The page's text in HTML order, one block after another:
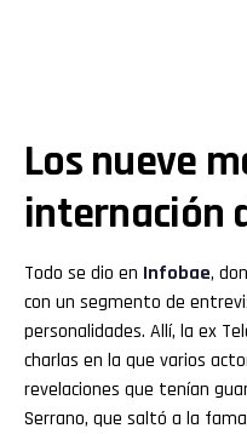
Los nueve
internación
Todo se dio en Infobae,
con un segmento de
personalidades. Allí, la ex
charlas en la que varios
revelaciones que tenían
Serrano, que saltó a la